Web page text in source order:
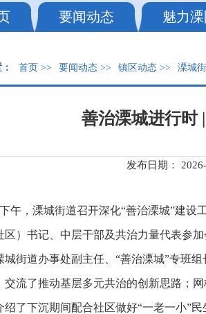
要闻动态 魅力
首页 >> 要闻动态 >> 镇区动态 >> 溧城
善治溧城进行时
发布日期：
午，溧城街道召开深化“善治溧城”建
区）书记、中层干部及共治力量代表参
城街道办事处副主任、“善治溧城”专班
交流了推动基层多元共治的创新思路；
绍了下沉期间配合社区做好“一老一小”